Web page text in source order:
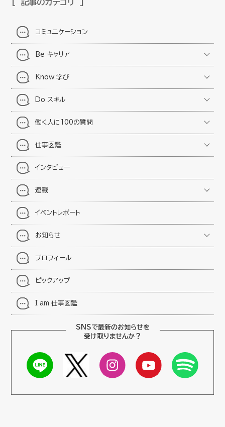
記事のカテゴリ
コミュニケーション
Be キャリア
Know 学び
Do スキル
働く人に100の質問
仕事図鑑
インタビュー
連載
イベントレポート
お知らせ
プロフィール
ピックアップ
I am 仕事図鑑
SNSで最新のお知らせを
受け取りませんか？